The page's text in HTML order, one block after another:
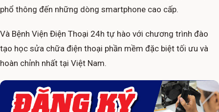
phổ thông đến những dòng smartphone cao cấp.
Và Bệnh Viện Điện Thoại 24h tự hào với chương trình đào
tạo học sửa chữa điện thoại phần mềm đặc biệt tối ưu và
hoàn chỉnh nhất tại Việt Nam.